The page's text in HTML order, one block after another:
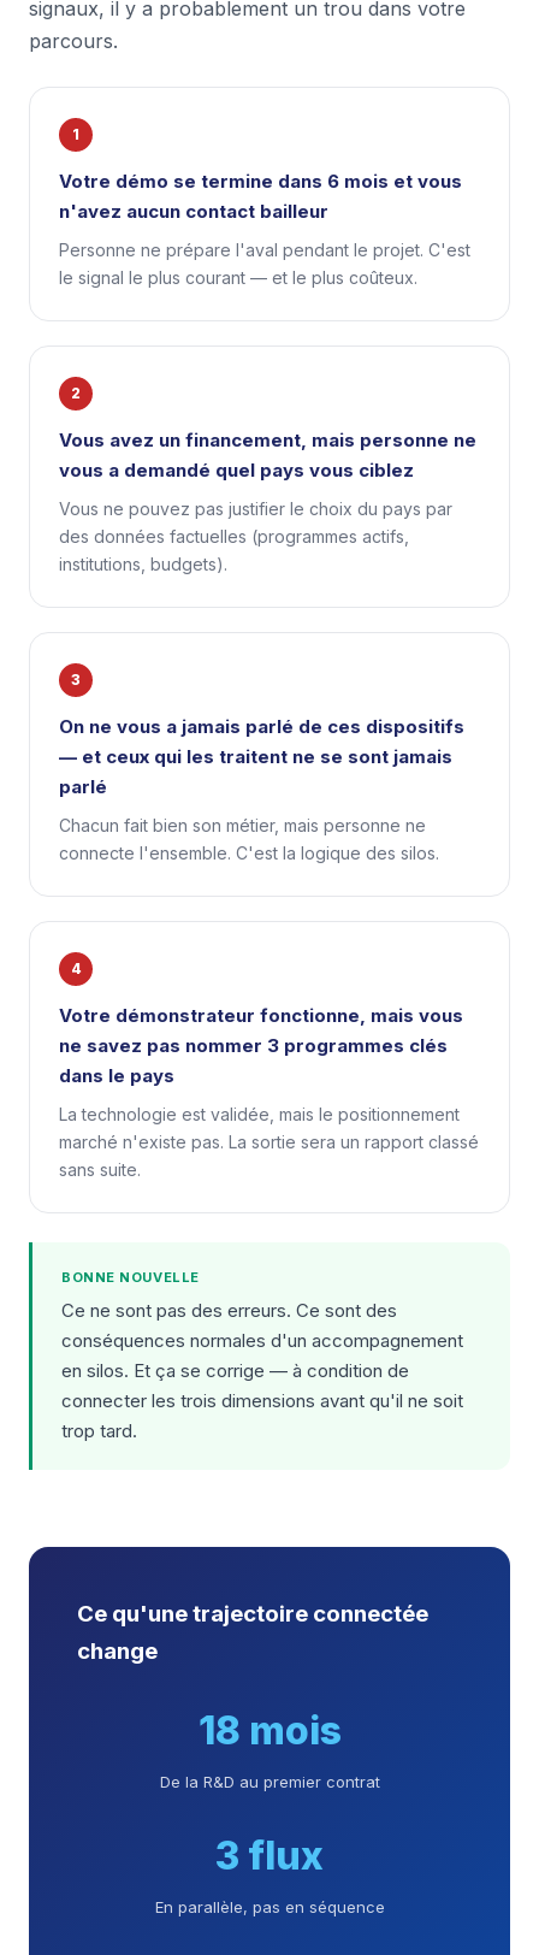
signaux, il y a probablement un trou dans votre
parcours.
1
Votre démo se termine dans 6 mois et vous
n'avez aucun contact bailleur
Personne ne prépare l'aval pendant le projet. C'est
le signal le plus courant — et le plus coûteux.
2
Vous avez un financement, mais personne ne
vous a demandé quel pays vous ciblez
Vous ne pouvez pas justifier le choix du pays par
des données factuelles (programmes actifs,
institutions, budgets).
3
On ne vous a jamais parlé de ces dispositifs
— et ceux qui les traitent ne se sont jamais
parlé
Chacun fait bien son métier, mais personne ne
connecte l'ensemble. C'est la logique des silos.
4
Votre démonstrateur fonctionne, mais vous
ne savez pas nommer 3 programmes clés
dans le pays
La technologie est validée, mais le positionnement
marché n'existe pas. La sortie sera un rapport classé
sans suite.
BONNE NOUVELLE
Ce ne sont pas des erreurs. Ce sont des
conséquences normales d'un accompagnement
en silos. Et ça se corrige — à condition de
connecter les trois dimensions avant qu'il ne soit
trop tard.
Ce qu'une trajectoire connectée
change
18 mois
De la R&D au premier contrat
3 flux
En parallèle, pas en séquence